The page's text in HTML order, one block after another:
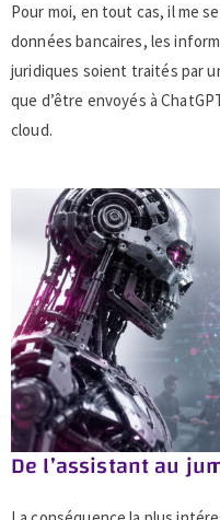
Pour moi, en tout cas, il me
données bancaires, les
juridiques soient traités par
que d’être envoyés à
cloud.
De l’assistant au